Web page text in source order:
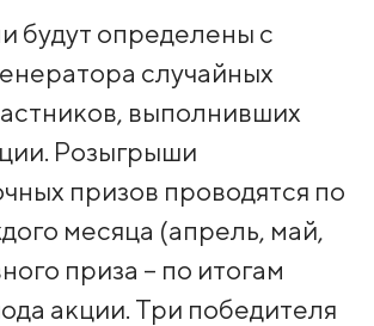
будут определены с
случайных
выполнивших
Розыгрыши
призов проводятся по
месяца (апрель, май,
приза – по итогам
акции. Три победителя